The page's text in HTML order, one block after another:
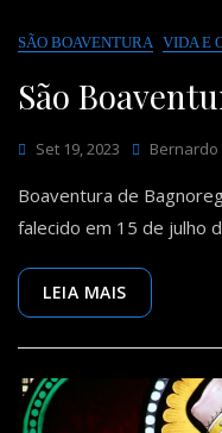
SÃO BOAVENTURA VIDA E
São
Set 19, 2023 Bernardo
Boaventura de
falecido em 15 de julho
LEIA MAIS